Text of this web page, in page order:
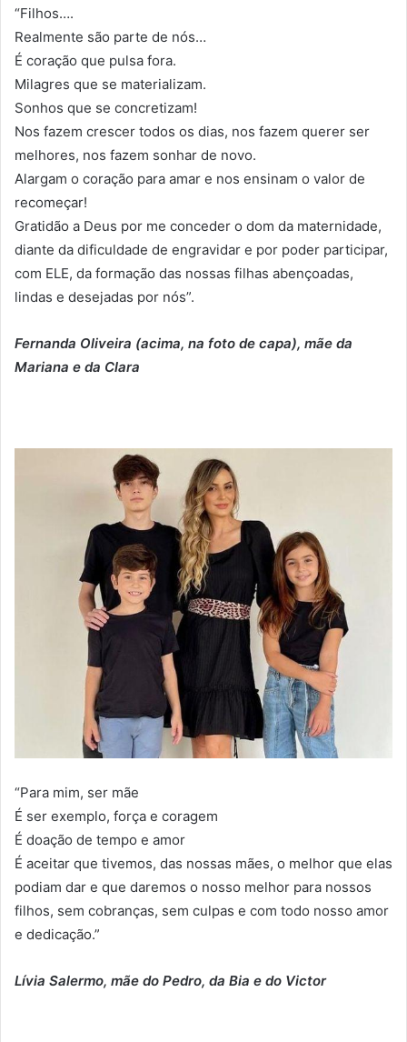
“Filhos….
Realmente são parte de nós…
É coração que pulsa fora.
Milagres que se materializam.
Sonhos que se concretizam!
Nos fazem crescer todos os dias, nos fazem querer ser
melhores, nos fazem sonhar de novo.
Alargam o coração para amar e nos ensinam o valor de
recomeçar!
Gratidão a Deus por me conceder o dom da maternidade,
diante da dificuldade de engravidar e por poder participar,
com ELE, da formação das nossas filhas abençoadas,
lindas e desejadas por nós”.
Fernanda Oliveira (acima, na foto de capa), mãe da
Mariana e da Clara
“Para mim, ser mãe
É ser exemplo, força e coragem
É doação de tempo e amor
É aceitar que tivemos, das nossas mães, o melhor que elas
podiam dar e que daremos o nosso melhor para nossos
filhos, sem cobranças, sem culpas e com todo nosso amor
e dedicação.”
Lívia Salermo, mãe do Pedro, da Bia e do Victor